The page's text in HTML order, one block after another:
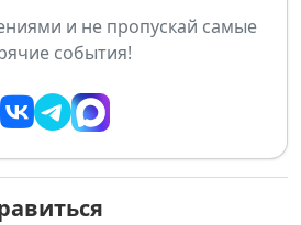
и не пропускай самые
события!